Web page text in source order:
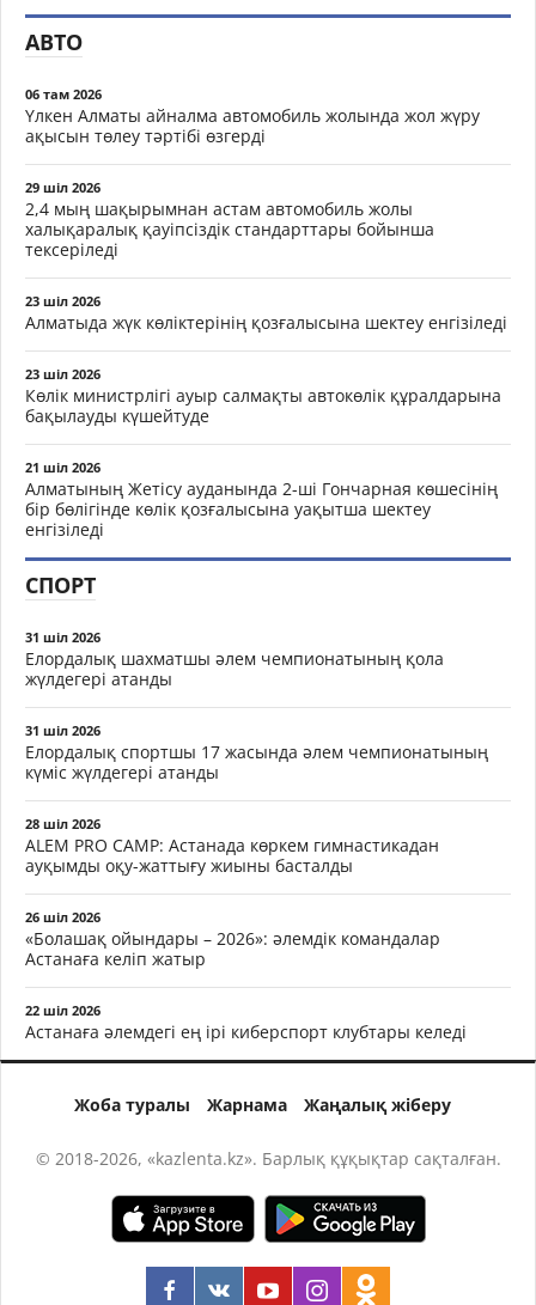
АВТО
06 там 2026
Үлкен Алматы айналма автомобиль жолында жол жүру
ақысын төлеу тәртібі өзгерді
29 шіл 2026
2,4 мың шақырымнан астам автомобиль жолы
халықаралық қауіпсіздік стандарттары бойынша
тексеріледі
23 шіл 2026
Алматыда жүк көліктерінің қозғалысына шектеу енгізіледі
23 шіл 2026
Көлік министрлігі ауыр салмақты автокөлік құралдарына
бақылауды күшейтуде
21 шіл 2026
Алматының Жетісу ауданында 2-ші Гончарная көшесінің
бір бөлігінде көлік қозғалысына уақытша шектеу
енгізіледі
СПОРТ
31 шіл 2026
Елордалық шахматшы әлем чемпионатының қола
жүлдегері атанды
31 шіл 2026
Елордалық спортшы 17 жасында әлем чемпионатының
күміс жүлдегері атанды
28 шіл 2026
ALEM PRO CAMP: Астанада көркем гимнастикадан
ауқымды оқу-жаттығу жиыны басталды
26 шіл 2026
«Болашақ ойындары – 2026»: әлемдік командалар
Астанаға келіп жатыр
22 шіл 2026
Астанаға әлемдегі ең ірі киберспорт клубтары келеді
Жоба туралы Жарнама Жаңалық жіберу
© 2018-2026, «kazlenta.kz». Барлық құқықтар сақталған.